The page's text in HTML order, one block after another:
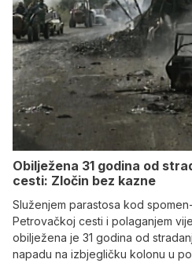
Obilježena 31 godina od
cesti: Zločin bez kazne
Služenjem parastosa kod
Petrovačkoj cesti i polaganjem
obilježena je 31 godina od
napadu na izbjegličku kolonu u